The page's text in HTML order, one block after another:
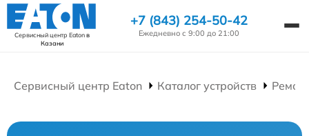
Сервисный центр Eatonв
Казани
+7 (843) 254-50-42
Ежедневно с 9:00 до 21:00
Сервисный центр Eaton Каталог устройств